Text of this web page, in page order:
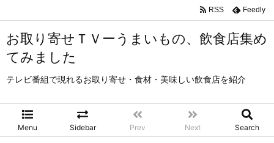
お取り寄せＴＶーうまいもの、飲食店集め
てみました
テレビ番組で現れるお取り寄せ・食材・美味しい飲食店を紹介
Menu Sidebar Prev Next Search
RSS Feedly